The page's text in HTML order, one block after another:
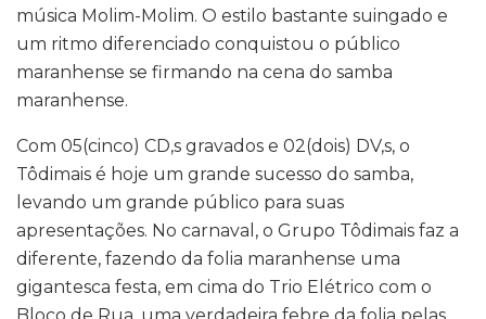
música Molim-Molim. O estilo bastante suingado e
um ritmo diferenciado conquistou o público
maranhense se firmando na cena do samba
maranhense.
Com 05(cinco) CD,s gravados e 02(dois) DV,s, o
Tôdimais é hoje um grande sucesso do samba,
levando um grande público para suas
apresentações. No carnaval, o Grupo Tôdimais faz a
diferente, fazendo da folia maranhense uma
gigantesca festa, em cima do Trio Elétrico com o